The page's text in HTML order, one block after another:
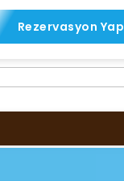
Rezervasyon Yap